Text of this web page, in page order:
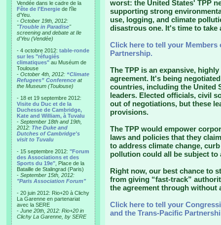
Vendée dans le cadre de la
Fête de l'Energie de l'île
d'Yeu.
- October 19th, 2012:
"Trouble in Paradise"
screening and debate at Ile
d'Yeu (Vendée)
- 4 octobre 2012: table-ronde
sur les "réfugiés
climatiques" au Muséum de
Toulouse
- October 4th, 2012: “Climate
Refugees” Conference at
the Museum (Toulouse)
- 18 et 19 septembre 2012:
Visite du Duc et de la
Duchesse de Cambridge,
Kate and William, à Tuvalu
- September 18th and 19th,
2012: The Duke and
Dutches of Cambridge's
visit to Tuvalu
- 15 septembre 2012: "Forum
des Associations et des
Sports du 19e" , Place de la
Bataille de Stalingrad (Paris)
- September 15th, 2012:
"Paris Association Forum"
- 20 juin 2012: Rio+20 à Clichy
La Garenne en partenariat
avec la SERE
- June 20th, 2012: Rio+20 in
Clichy La Garenne, by SERE
worst: the United States' TPP
supporting strong
use, logging, and climate
disastrous one. It's time to take
Click here to tell your
Partnership.
The TPP is an expansive,
agreement. It's being
countries, including the United
leaders. Elected officials, civil
out of negotiations, but these
provisions.
The TPP would empower
laws and policies that they
to address climate change,
pollution could all be subject to
Right now, our best chance to
from giving “fast-track”
the agreement through without
Click here to tell your
and the Trans-Pacific